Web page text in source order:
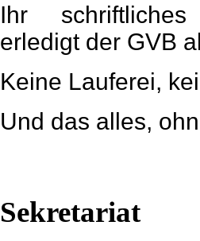
Ihr schriftliches
erledigt der GVB
Keine Lauferei,
Und das alles,
Sekretariat